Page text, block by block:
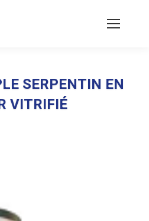
SERPENTIN EN
VITRIFIÉ